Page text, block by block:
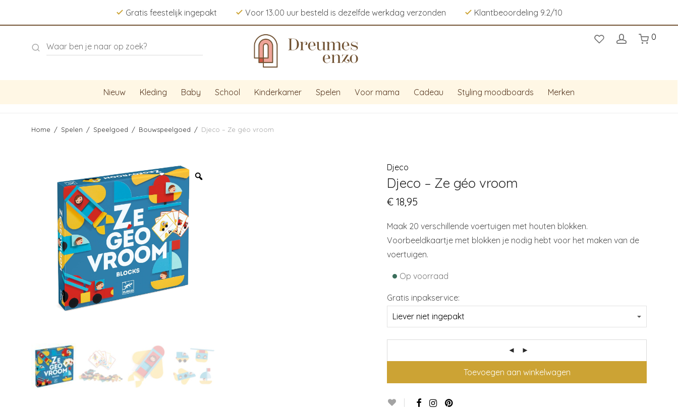
Gratis feestelijk ingepakt Voor 13.00 uur besteld is dezelfde werkdag verzonden Klantbeoordeling 9.2/10
0
Nieuw Kleding Baby School Kinderkamer Spelen Voor mama Cadeau Styling moodboards Merken
Home / Spelen / Speelgoed / Bouwspeelgoed / Djeco – Ze géo vroom
Djeco
Djeco – Ze géo vroom
€ 18,95
Maak 20 verschillende voertuigen met houten blokken.
Voorbeeldkaartje met blokken je nodig hebt voor het maken van de
voertuigen.
• Op voorraad
Gratis inpakservice:
Toevoegen aan winkelwagen